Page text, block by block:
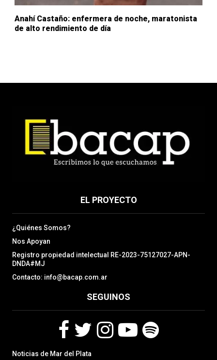
Anahí Castaño: enfermera de noche, maratonista
de alto rendimiento de día
EL PROYECTO
¿Quiénes Somos?
Nos Apoyan
Registro propiedad intelectual RE-2023-75127027-APN-
DNDA#MJ
Contacto: info@bacap.com.ar
SEGUINOS
a
w
Noticias de Mar del Plata